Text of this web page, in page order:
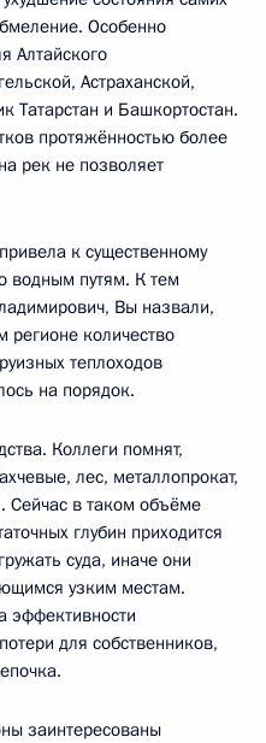
Особенно
Алтайского
Астраханской,
Татарстан и Башкортостан.
протяжённостью более
рек не позволяет
к существенному
водным путям. К тем
Вы назвали,
регионе количество
теплоходов
на порядок.
Коллеги помнят,
лес, металлопрокат,
Сейчас в таком объёме
глубин приходится
суда, иначе они
узким местам.
эффективности
для собственников,
заинтересованы